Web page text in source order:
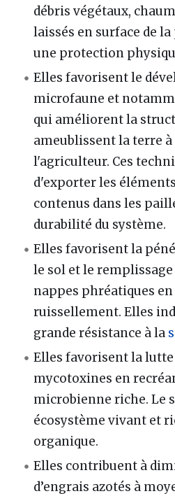
débris végétaux,
laissés en surface de
une protection
Elles favorisent le
microfaune et
qui améliorent la
ameublissent la terre à
l'agriculteur. Ces
d'exporter les
contenus dans les
durabilité du système.
Elles favorisent la
le sol et le
nappes phréatiques
ruissellement. Elles
grande résistance à la
Elles favorisent la
mycotoxines en
microbienne riche. Le
écosystème vivant et
organique.
Elles contribuent à
d’engrais azotés à